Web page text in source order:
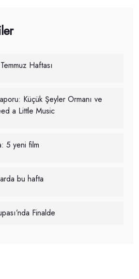
Haftası
Küçük Şeyler Ormanı ve
a Little Music
5 yeni film
bu hafta
Finalde